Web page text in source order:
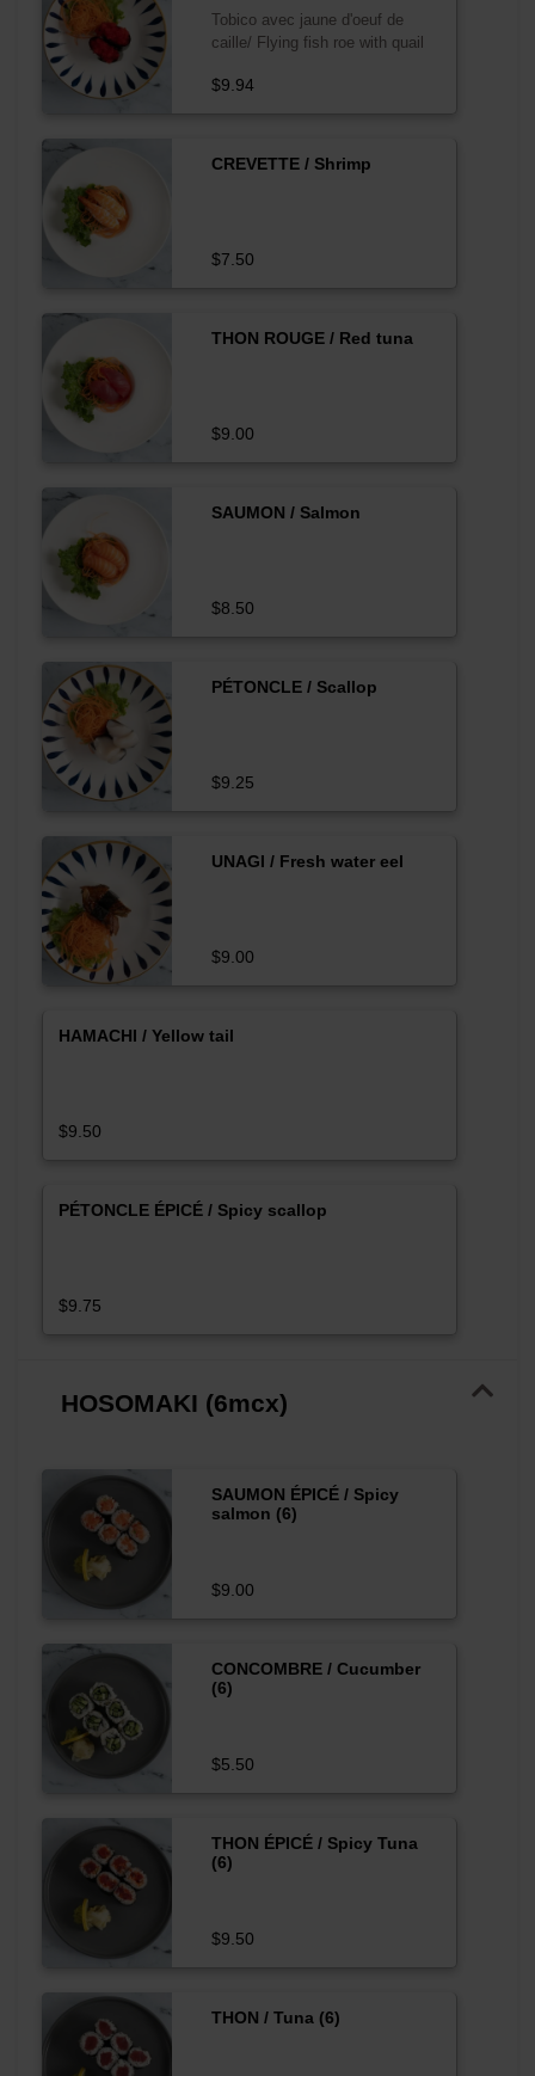
Tobico avec jaune d'oeuf de
caille/ Flying fish roe with quail
$9.94
CREVETTE / Shrimp
$7.50
THON ROUGE / Red tuna
$9.00
SAUMON / Salmon
$8.50
PÉTONCLE / Scallop
$9.25
UNAGI / Fresh water eel
$9.00
HAMACHI / Yellow tail
$9.50
PÉTONCLE ÉPICÉ / Spicy scallop
$9.75
HOSOMAKI (6mcx)
SAUMON ÉPICÉ / Spicy
salmon (6)
$9.00
CONCOMBRE / Cucumber
(6)
$5.50
THON ÉPICÉ / Spicy Tuna
(6)
$9.50
THON / Tuna (6)